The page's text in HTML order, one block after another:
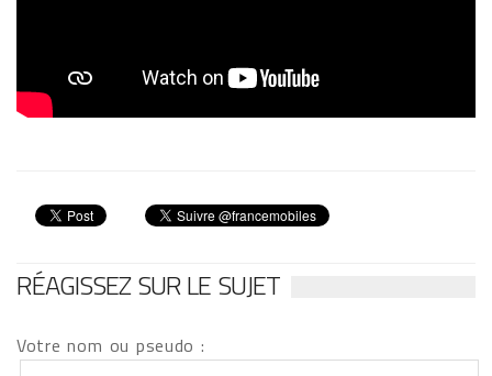
RÉAGISSEZ SUR LE SUJET
Votre nom ou pseudo :